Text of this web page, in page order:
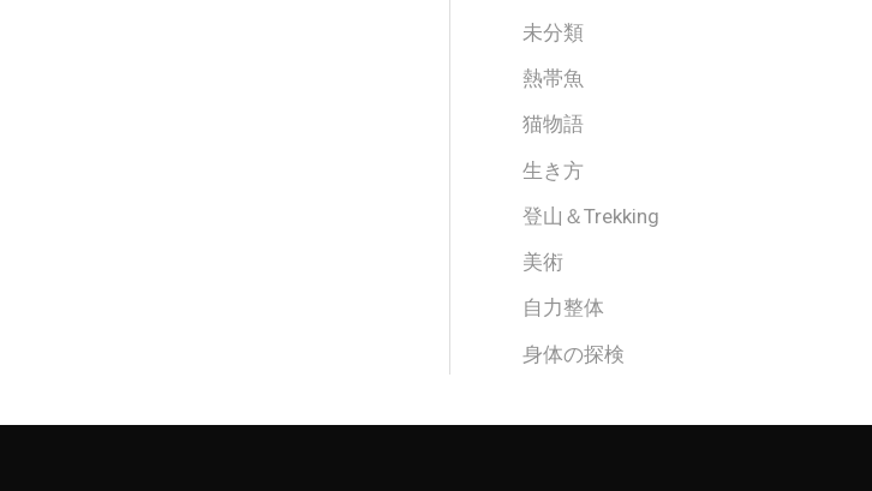
未分類
熱帯魚
猫物語
生き方
登山＆Trekking
美術
自力整体
身体の探検